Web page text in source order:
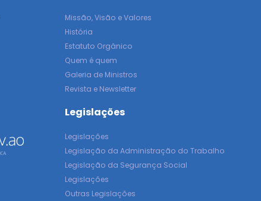
Missão, Visão e Valores
História
Estatuto Orgânico
Quem é quem
Galeria de Ministros
Revista e Newsletter
Legislações
Legislações
Legislação da Administração do Trabalho
Legislação da Segurança Social
Legislações
Outras Legislações